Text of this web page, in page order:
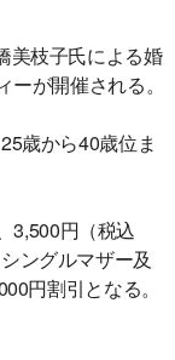
美枝子氏による婚
が開催される。
歳から40歳位ま
3,500円（税込
ングルマザー及
円割引となる。